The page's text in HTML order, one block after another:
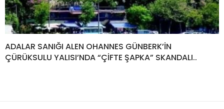
ADALAR SANIĞI ALEN OHANNES GÜNBERK’İN
ÇÜRÜKSULU YALISI’NDA “ÇİFTE ŞAPKA” SKANDALI..